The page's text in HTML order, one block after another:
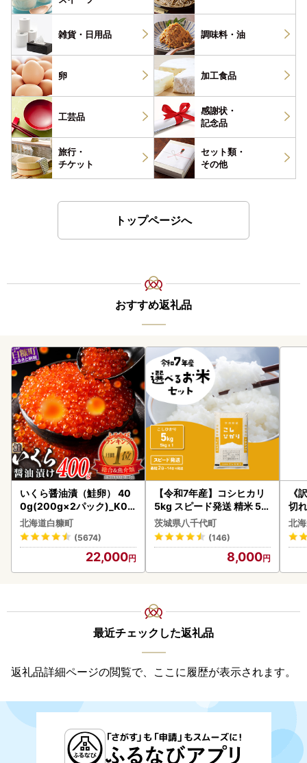
雑貨・ 日用品 調味料・ 油
卵 加工食品
工芸品
感謝状・
記念品
旅行・
チケット
セット類・
その他
トップページへ
おすすめ返礼品
いくら醤油漬（鮭卵） 40
0g(200g×2パック)_K02
2-1676
北海道白糠町
(5674)
22,000
【令和7年産】コシヒカリ
5kg スピード発送 精米 5k
g x 1袋 白米 茨城県 八千代
町
茨城県八千代町
(146)
8,000
《
切
0g
北
最近チェックした返礼品
返礼品詳細ページの閲覧で、ここに履歴が表示されます。